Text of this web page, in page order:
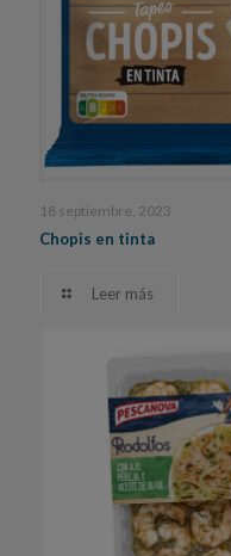
18 septiembre, 2023
Chopis en tinta
Leer más